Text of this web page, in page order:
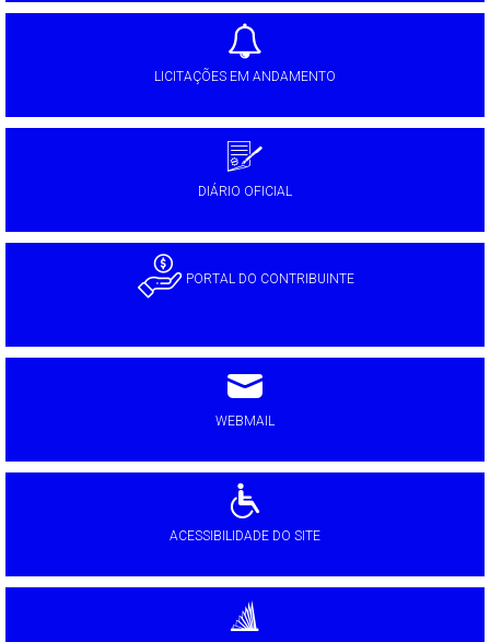
LICITAÇÕES EM ANDAMENTO
DIÁRIO OFICIAL
PORTAL DO CONTRIBUINTE
WEBMAIL
ACESSIBILIDADE DO SITE